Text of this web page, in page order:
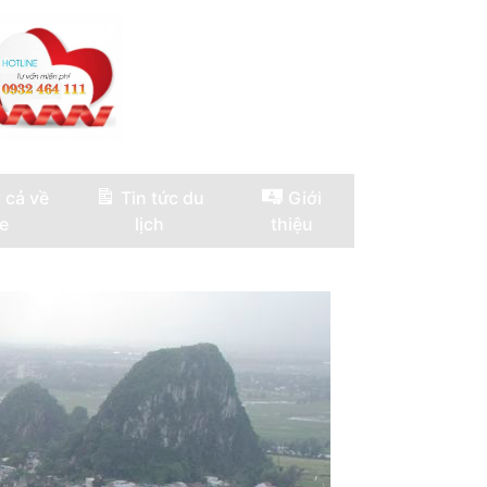
cả về
Tin tức du
lịch
Giới
thiệu